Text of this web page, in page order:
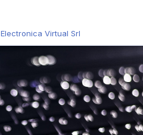
Electronica Virtual Srl